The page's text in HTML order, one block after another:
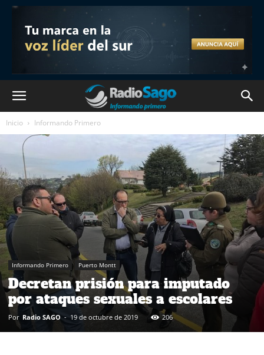
Inicio Informando Primero
Informando Primero Puerto Montt
Decretan prisión para imputado
por ataques sexuales a escolares
Por Radio SAGO - 19 de octubre de 2019 206